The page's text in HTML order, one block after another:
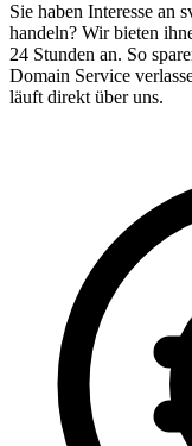
Sie haben Interesse an
handeln? Wir bieten
24 Stunden an. So
Domain Service
läuft direkt über uns.